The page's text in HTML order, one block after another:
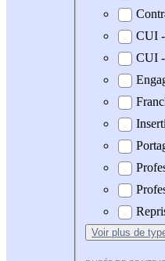
CUI
CUI
Voir plus de